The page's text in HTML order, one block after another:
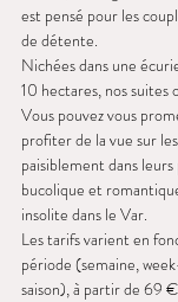
est pensé pour les
de détente.
Nichées dans une
10 hectares, nos
Vous pouvez vous
profiter de la vue sur
paisiblement dans
bucolique et
insolite dans le Var.
Les tarifs varient en
période (semaine,
saison), à partir de 69